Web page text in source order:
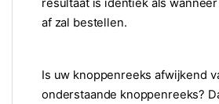
resultaat is identiek als
af zal bestellen.
Is uw knoppenreeks afwijkend
onderstaande knoppenreeks?